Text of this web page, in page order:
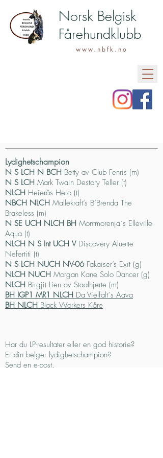
Norsk Belgisk
Fårehundklubb
www.nbfk.no
Lydighetschampion
N S LCH N BCH Betty av Club Fenris (m)
N S LCH Mark Twain Destory Teller (t)
NLCH Heierås Hero (t)
NBCH NLCH Mallekraft’s B’Brenda The
Brakeless (m)
N SE UCH NLCH BH Montmorenja`s Elleville
Aqua (t)
NLCH N S Int UCH VDiscovery Aluette
Nefertiti (t)
N S LCH NUCH NV-06Fakaiser’s Exit (g)
NLCH NUCH Morgan Kane Solo Dancer (g)
NLCH Birgjit Lien av Staalhjerte (m)
BH IGP1 MR1 NLCH Da Vielfalt´s Aava
BH NLCH Black Workers Kåre
Har du LP-resultater eller en god historie?
Er din belger lydighetschampion?
Send en e-post.